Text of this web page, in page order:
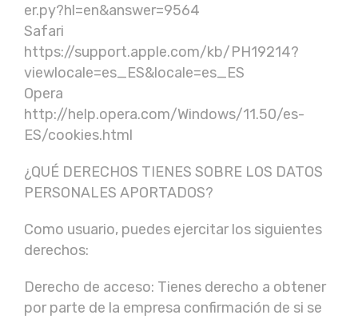
er.py?hl=en&answer=9564
Safari
https://support.apple.com/kb/PH19214?
viewlocale=es_ES&locale=es_ES
Opera
http://help.opera.com/Windows/11.50/es-
ES/cookies.html
¿QUÉ DERECHOS TIENES SOBRE LOS DATOS
PERSONALES APORTADOS?
Como usuario, puedes ejercitar los siguientes
derechos:
Derecho de acceso: Tienes derecho a obtener
por parte de la empresa confirmación de si se